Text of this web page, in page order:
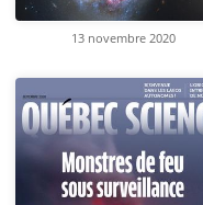
13 novembre 2020